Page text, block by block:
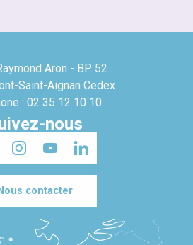
Aron - BP 52
Saint-Aignan Cedex
: 02 35 12 10 10
nous
Nous contacter